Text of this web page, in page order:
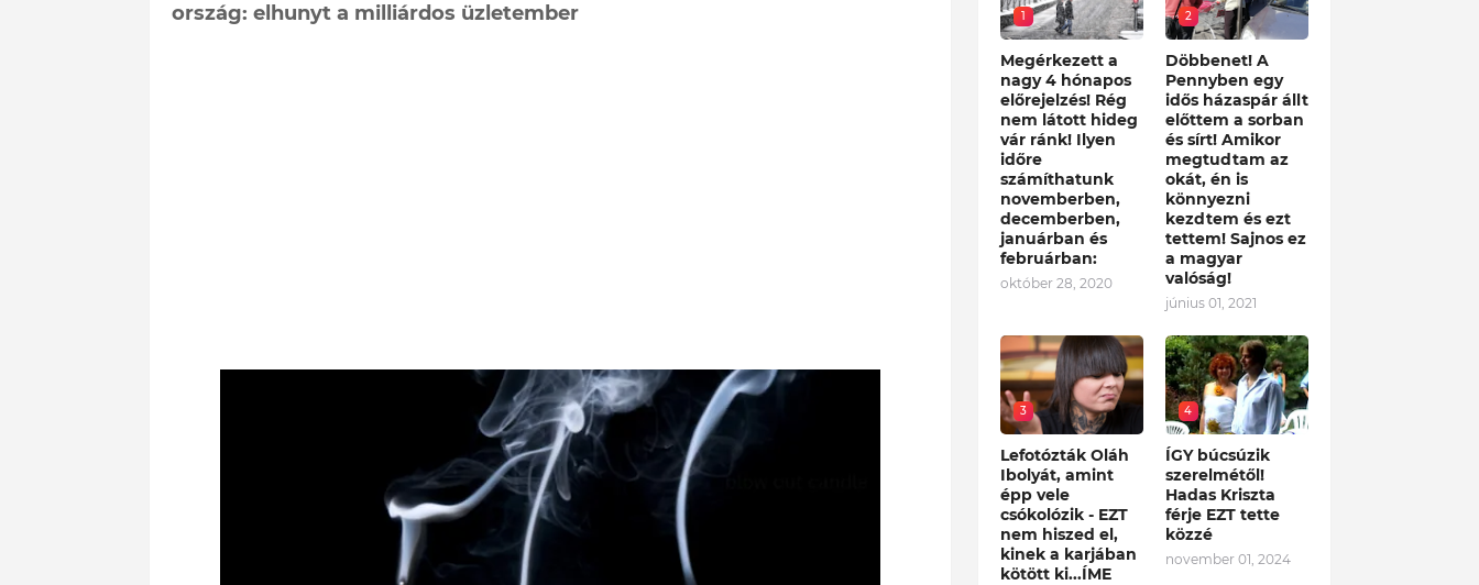
ország: elhunyt a milliárdos üzletember
1
Megérkezett a
nagy 4 hónapos
előrejelzés! Rég
nem látott hideg
vár ránk! Ilyen
időre
számíthatunk
novemberben,
decemberben,
januárban és
februárban:
október 28, 2020
2
Döbbenet! A
Pennyben egy
idős házaspár állt
előttem a sorban
és sírt! Amikor
megtudtam az
okát, én is
könnyezni
kezdtem és ezt
tettem! Sajnos ez
a magyar
valóság!
június 01, 2021
3
Lefotózták Oláh
Ibolyát, amint
épp vele
csókolózik - EZT
nem hiszed el,
kinek a karjában
kötött ki...ÍME
4
ÍGY búcsúzik
szerelmétől!
Hadas Kriszta
férje EZT tette
közzé
november 01, 2024